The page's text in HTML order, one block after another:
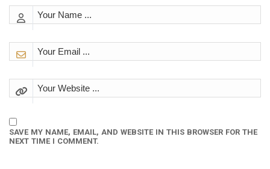
SAVE MY NAME, EMAIL, AND WEBSITE IN THIS BROWSER FOR THE
NEXT TIME I COMMENT.